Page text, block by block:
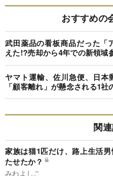
おすすめの
武田薬品の看板商品だった「
えた!?売却から4年での新領域
ヤマト運輸、佐川急便、日
「顧客離れ」が懸念される1社
関
家族は猫1匹だけ、路上生活
たせたか？
みわよしこ